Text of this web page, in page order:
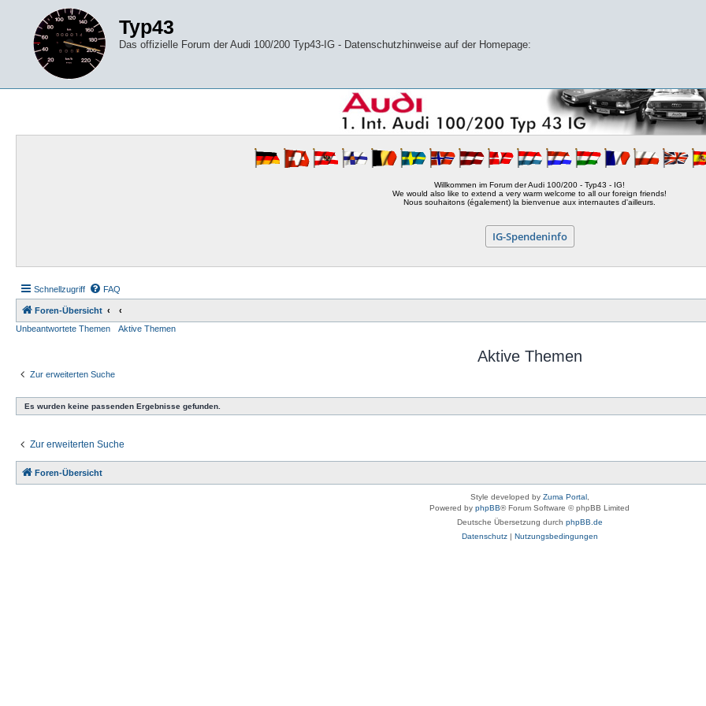
Typ43
Das offizielle Forum der Audi 100/200 Typ43-IG - Datenschutzhinweise auf der Homepage:
Willkommen im Forum der Audi 100/200 - Typ43 - IG!
We would also like to extend a very warm welcome to all our foreign friends!
Nous souhaitons (également) la bienvenue aux internautes d'ailleurs.
IG-Spendeninfo
Schnellzugriff FAQ
Foren-Übersicht
Unbeantwortete Themen
Aktive Themen
Aktive Themen
Zur erweiterten Suche
Es wurden keine passenden Ergebnisse gefunden.
Zur erweiterten Suche
Foren-Übersicht
Style developed by Zuma Portal,
Powered by phpBB® Forum Software © phpBB Limited
Deutsche Übersetzung durch phpBB.de
Datenschutz| Nutzungsbedingungen